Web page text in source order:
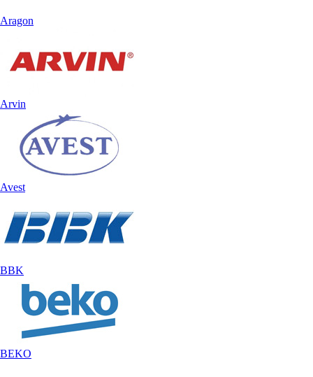
Aragon
Arvin
Avest
BBK
BEKO